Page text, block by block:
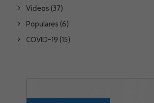
Videos (37)
Populares (6)
COVID-19 (15)